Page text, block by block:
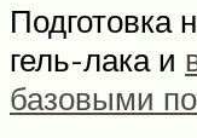
Подготовка
гель-лака и
базовыми